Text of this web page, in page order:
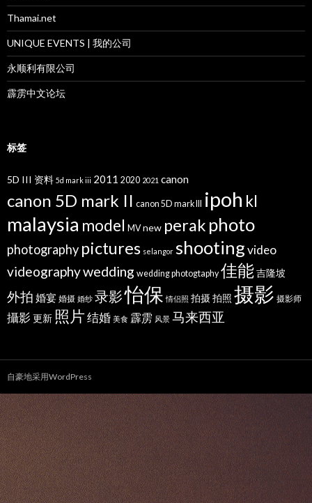
Thamai.net
UNIQUE EVENTS | 我的公司
永顺利有限公司
霹雳中文论坛
标签
5D III 资料 5d mark iii 2011 2020 2021 canon
canon 5D mark II canon 5D mark III ipoh kl
malaysia model MV new perak photo
photography pictures selangor shootingvideo
videographywedding wedding photogtaphy 佳能吉隆坡
外拍 婚宴 婚摄 婚纱 录影怡保 情侣照 拍摄拍照 摄影 摄影师
攝影 更新 照片结婚 美食 霹雳 风景 马来西亚
自豪地采用WordPress